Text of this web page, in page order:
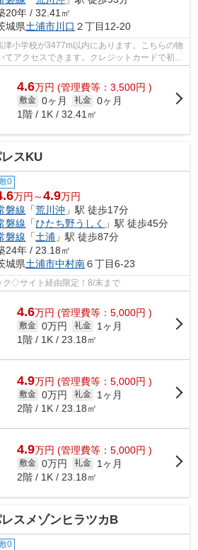
20年 / 32.41㎡
城県土浦市川口 ２丁目12-20
津小学校が3477m以内にあります。こちらの物
てアクセスできます。クレジットカードで初期
です。こ...
4.6万円 (管理費等：3,500円 )
敷金 0ヶ月 礼金 0ヶ月
1階 / 1K / 32.41㎡
スKU
0
万円～4.9万円
磐線 「荒川沖 」駅 徒歩17分
磐線 「ひたち野うしく
」駅 徒歩45分
磐線 「土浦 」駅 徒歩87分
24年 / 23.18㎡
城県土浦市中村南６丁目6-23
◇サイト経由限定！8/末まで
4.6万円 (管理費等：5,000円 )
敷金 0万円 礼金
1ヶ月
1階 / 1K / 23.18㎡
4.9万円 (管理費等：5,000円 )
敷金 0万円 礼金
1ヶ月
2階 / 1K / 23.18㎡
4.9万円 (管理費等：5,000円 )
敷金 0万円 礼金
1ヶ月
2階 / 1K / 23.18㎡
スメゾンヒラツカB
0